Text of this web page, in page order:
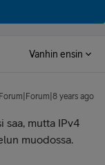
Vanhin ensin
Forum|Forum|8 years ago
saa, mutta IPv4
muodossa.